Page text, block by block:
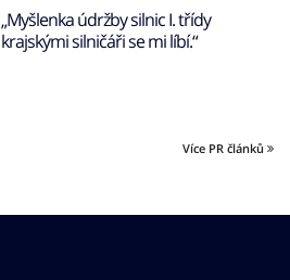
„Myšlenka údržby silnic I. třídy
krajskými silničáři se mi líbí.“
Více PR článků